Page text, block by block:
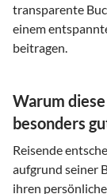
transparente
einem
beitragen.
Warum
besonders
Reisende
aufgrund seiner
ihren